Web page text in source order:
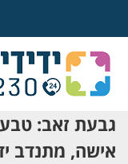
גבעת זאב:
אישה, מתנדב